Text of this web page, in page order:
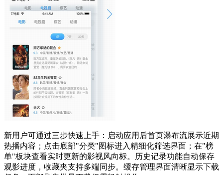
新用户可通过三步快速上手：启动应用后首页瀑布流展示近期
热播内容；点击底部"分类"图标进入精细化筛选界面；在"榜
单"板块查看实时更新的影视风向标。历史记录功能自动保存
观影进度，收藏夹支持多端同步。缓存管理界面清晰显示下载